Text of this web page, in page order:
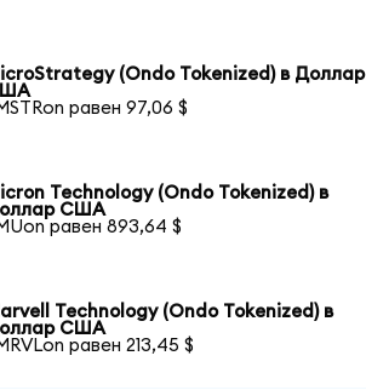
(Ondo Tokenized) в Доллар
равен 97,06 $
Technology (Ondo Tokenized) в
США
равен 893,64 $
Technology (Ondo Tokenized) в
США
равен 213,45 $